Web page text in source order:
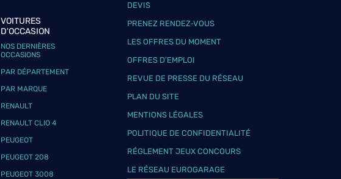
VOITURES
D'OCCASION
NOS DERNIÈRES
OCCASIONS
PAR DÉPARTEMENT
PAR MARQUE
RENAULT
RENAULT CLIO 4
PEUGEOT
PEUGEOT 208
PEUGEOT 3008
DEVIS
PRENEZ RENDEZ-VOUS
LES OFFRES DU MOMENT
OFFRES D’EMPLOI
REVUE DE PRESSE DU RÉSEAU
PLAN DU SITE
MENTIONS LÉGALES
POLITIQUE DE CONFIDENTIALITÉ
RÉGLEMENT JEUX CONCOURS
LE RÉSEAU EUROGARAGE